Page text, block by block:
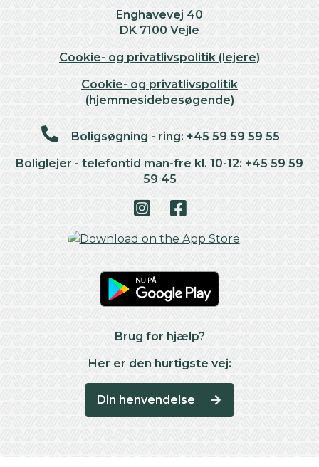
Enghavevej 40
DK 7100 Vejle
Cookie- og privatlivspolitik (lejere)
Cookie- og privatlivspolitik
(hjemmesidebesøgende)
Boligsøgning - ring: +45 59 59 59 55
Boliglejer - telefontid man-fre kl. 10-12: +45 59 59
59 45
Brug for hjælp?
Her er den hurtigste vej:
Din henvendelse